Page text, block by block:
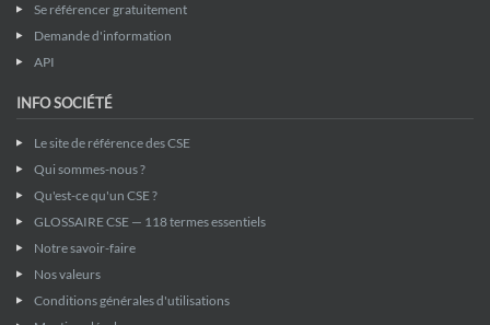
Se référencer gratuitement
Demande d'information
API
INFO SOCIÉTÉ
Le site de référence des CSE
Qui sommes-nous ?
Qu'est-ce qu'un CSE ?
GLOSSAIRE CSE — 118 termes essentiels
Notre savoir-faire
Nos valeurs
Conditions générales d'utilisations